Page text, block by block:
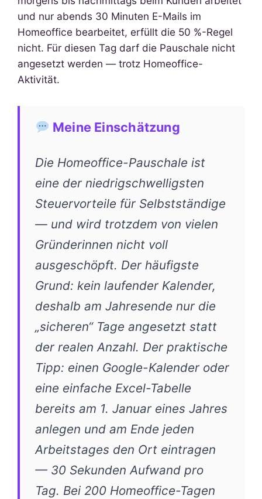
und nur abends 30 Minuten E-Mails im
Homeoffice bearbeitet, erfüllt die 50 %-Regel
nicht. Für diesen Tag darf die Pauschale nicht
angesetzt werden — trotz Homeoffice-
Aktivität.
Meine Einschätzung
Die Homeoffice-Pauschale ist
eine der niedrigschwelligsten
Steuervorteile für Selbstständige
— und wird trotzdem von vielen
Gründerinnen nicht voll
ausgeschöpft. Der häufigste
Grund: kein laufender Kalender,
deshalb am Jahresende nur die
„sicheren“ Tage angesetzt statt
der realen Anzahl. Der praktische
Tipp: einen Google-Kalender oder
eine einfache Excel-Tabelle
bereits am 1. Januar eines Jahres
anlegen und am Ende jeden
Arbeitstages den Ort eintragen
— 30 Sekunden Aufwand pro
Tag. Bei 200 Homeoffice-Tagen